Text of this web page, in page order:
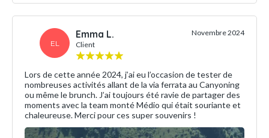
EL
Emma L.
Client
Novembre 2024
Lors de cette année 2024, j’ai eu l’occasion de tester de
nombreuses activités allant de la via ferrata au Canyoning
ou même le brunch. J’ai toujours été ravie de partager des
moments avec la team monté Médio qui était souriante et
chaleureuse. Merci pour ces super souvenirs !